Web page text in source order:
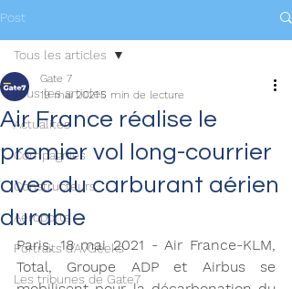
Post
Tous les articles
Actualités
Compagnies
Constructeurs
Aéroports
Portraits d'AvGeeks
Les tribunes de Gate7
Tous les articles
Air France réalise le
premier vol long-courrier
avec du carburant aérien
durable
Gate 7
19 mai 20215 min de lecture
Paris, 18 mai 2021 - Air France-KLM,
Total, Groupe ADP et Airbus se